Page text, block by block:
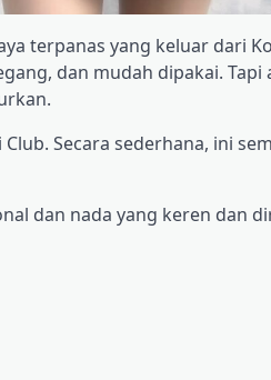
terpanas yang keluar dari
dan mudah dipakai. Tapi
Secara sederhana, ini
dan nada yang keren dan